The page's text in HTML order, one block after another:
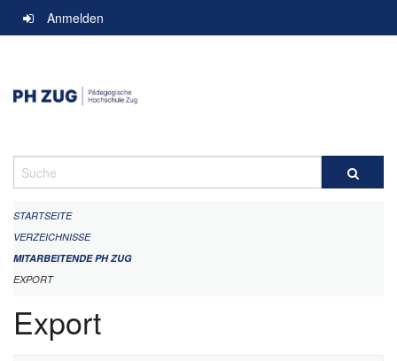
Navigation
überspringen
Anmelden
Suche
STARTSEITE
VERZEICHNISSE
MITARBEITENDE PH ZUG
EXPORT
Export